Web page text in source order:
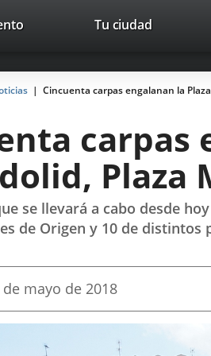
avaTop
Tu ciudad
Cincuenta carpas engalanan la
carpas
Plaza
se llevará a cabo desde
de Origen y 10 de distintos
de mayo de 2018